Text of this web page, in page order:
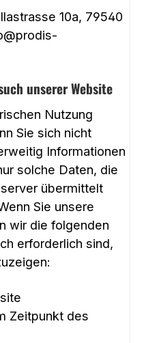
10a, 79540
unserer Website
Nutzung
Sie sich nicht
Informationen
solche Daten, die
übermittelt
Sie unsere
wir die folgenden
erforderlich sind,
Zeitpunkt des